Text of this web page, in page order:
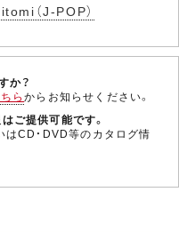
（J-POP）
か？
らからお知らせください。
ご提供可能です。
CD・DVD等のカタログ情